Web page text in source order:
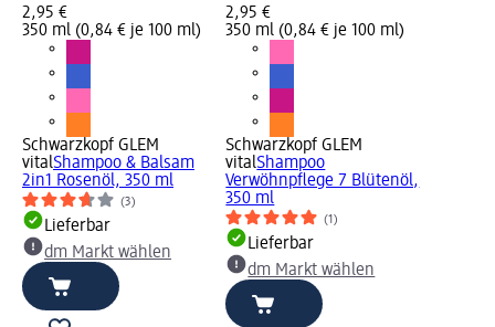
2,95 €
350 ml (0,84 € je 100 ml)
Schwarzkopf GLEM
vitalShampoo & Balsam
2in1 Rosenöl, 350 ml
(3)
Lieferbar
dm Markt wählen
2,95 €
350 ml (0,84 € je 100 ml)
Schwarzkopf GLEM
vitalShampoo
Verwöhnpflege 7 Blütenöl,
350 ml
(1)
Lieferbar
dm Markt wählen